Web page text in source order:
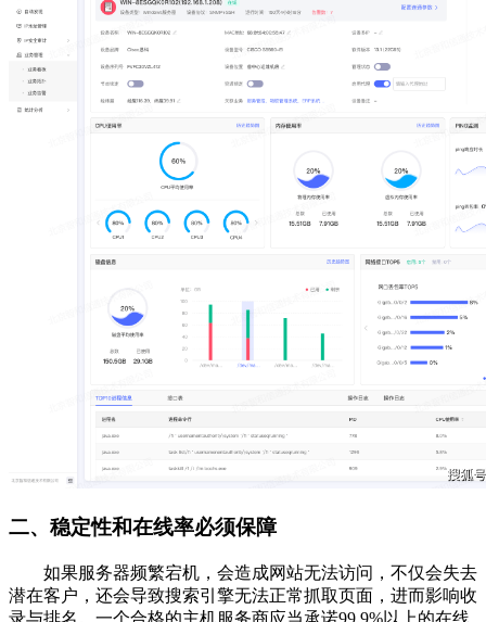
二、稳定性和在线率必须保障
如果服务器频繁宕机，会造成网站无法访问，不仅会失去
潜在客户，还会导致搜索引擎无法正常抓取页面，进而影响收
录与排名。一个合格的主机服务商应当承诺99.9%以上的在线